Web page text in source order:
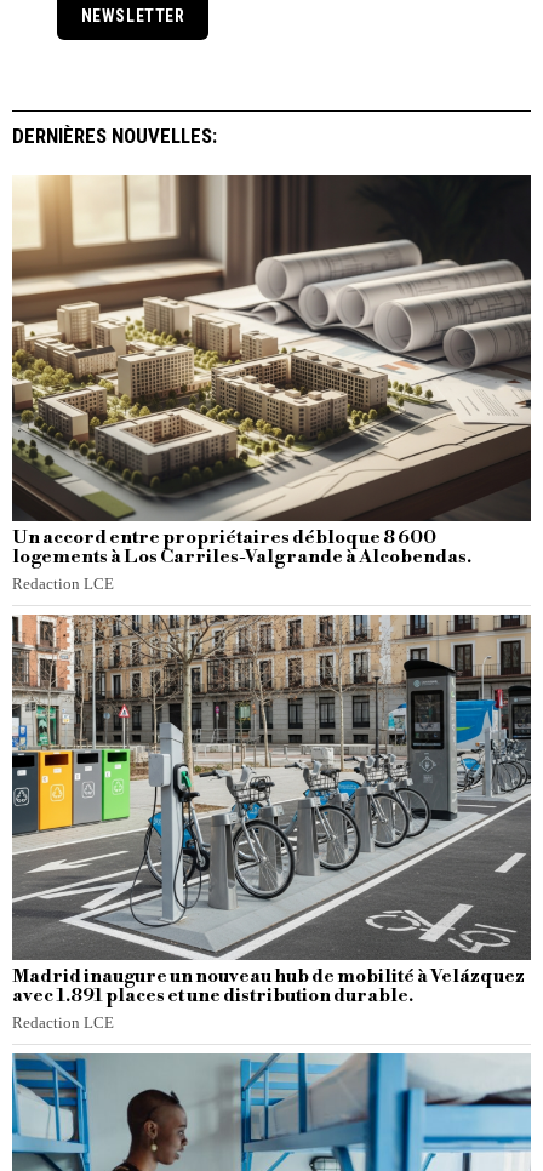
NEWSLETTER
DERNIÈRES NOUVELLES:
Un accord entre propriétaires débloque 8 600
logements à Los Carriles-Valgrande à Alcobendas.
Redaction LCE
Madrid inaugure un nouveau hub de mobilité à Velázquez
avec 1.891 places et une distribution durable.
Redaction LCE